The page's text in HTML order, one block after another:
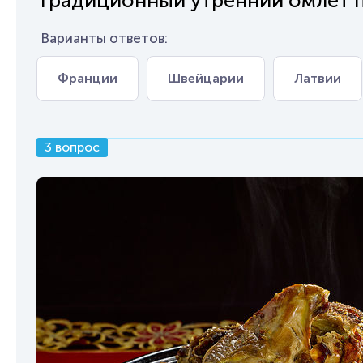
Варианты ответов:
Франции Швейцарии Латвии
3 вопрос